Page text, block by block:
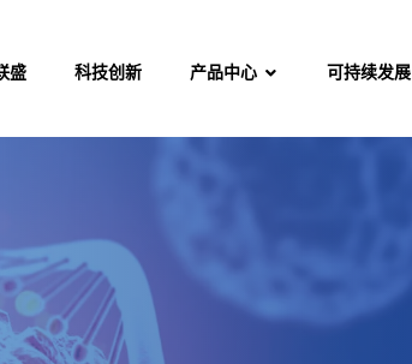
盛 科技创新 产品中心 可持续发展